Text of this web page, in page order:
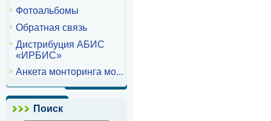
Фотоальбомы
Обратная связь
Дистрибуция АБИС
«ИРБИС»
Анкета монторинга мо...
Поиск